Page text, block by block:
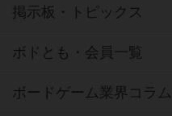
掲示板・トピックス
ボドとも・会員一覧
ボードゲーム業界コラム